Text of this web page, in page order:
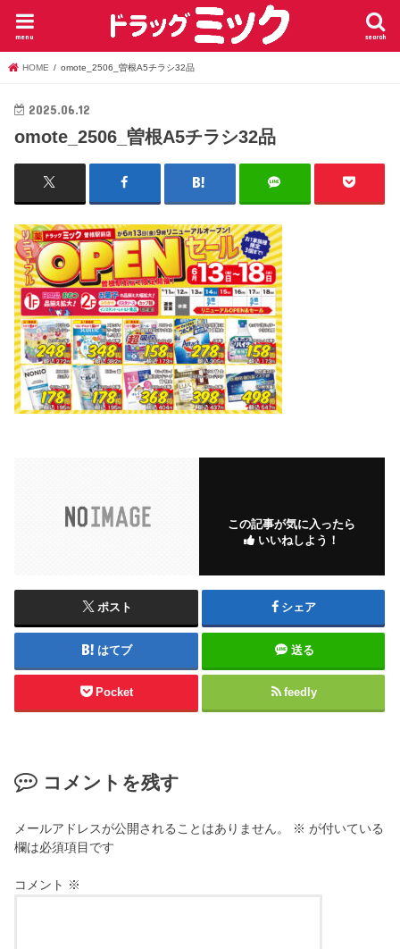
search
menu
HOME omote_2506_曽根A5チラシ32品
2025.06.12
omote_2506_曽根A5チラシ32品
この記事が気に入ったら
いいねしよう！
ポスト シェア
はてブ 送る
Pocket feedly
コメントを残す
メールアドレスが公開されることはありません。 ※ が付いている
欄は必須項目です
コメント ※